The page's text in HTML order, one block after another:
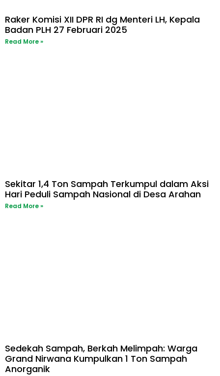
Raker Komisi XII DPR RI dg Menteri LH, Kepala
Badan PLH 27 Februari 2025
Read More »
Sekitar 1,4 Ton Sampah Terkumpul dalam Aksi
Hari Peduli Sampah Nasional di Desa Arahan
Read More »
Sedekah Sampah, Berkah Melimpah: Warga
Grand Nirwana Kumpulkan 1 Ton Sampah
Anorganik